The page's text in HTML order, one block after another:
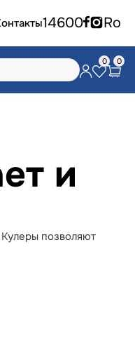
14600 Ro
0 0
и
позволяют